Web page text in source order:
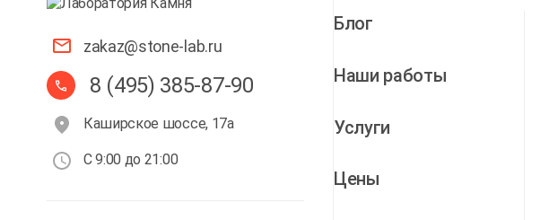
zakaz@stone-lab.ru
8 (495) 385-87-90
Каширское шоссе, 17а
С 9:00 до 21:00
Блог
Наши работы
Услуги
Цены